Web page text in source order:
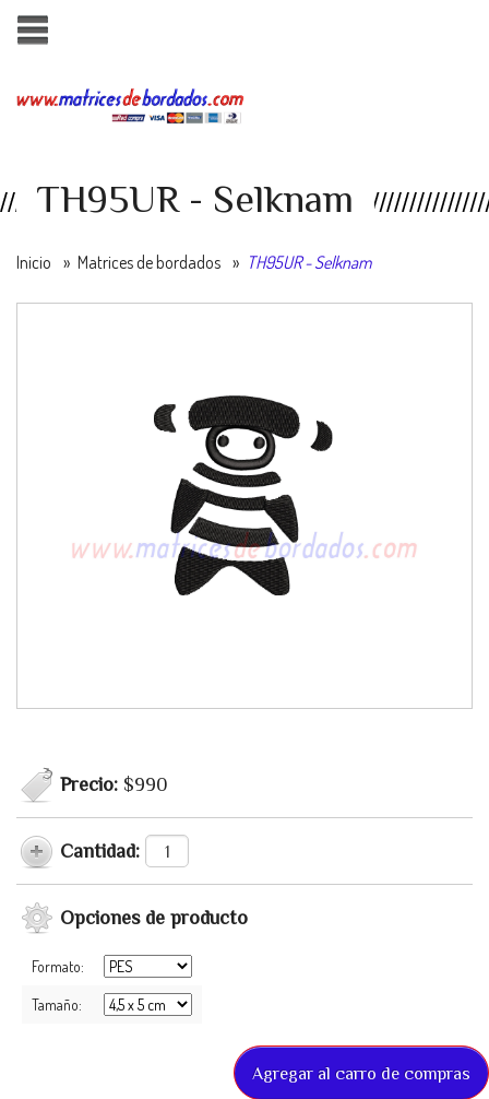
TH95UR - Selknam
Inicio » Matrices de bordados » TH95UR - Selknam
Precio: $990
Cantidad:
Opciones de producto
Formato:
Tamaño: